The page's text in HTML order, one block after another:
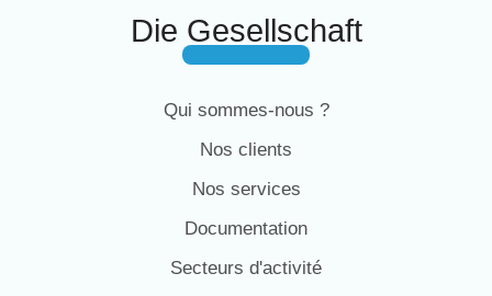
Die Gesellschaft
Qui sommes-nous ?
Nos clients
Nos services
Documentation
Secteurs d'activité